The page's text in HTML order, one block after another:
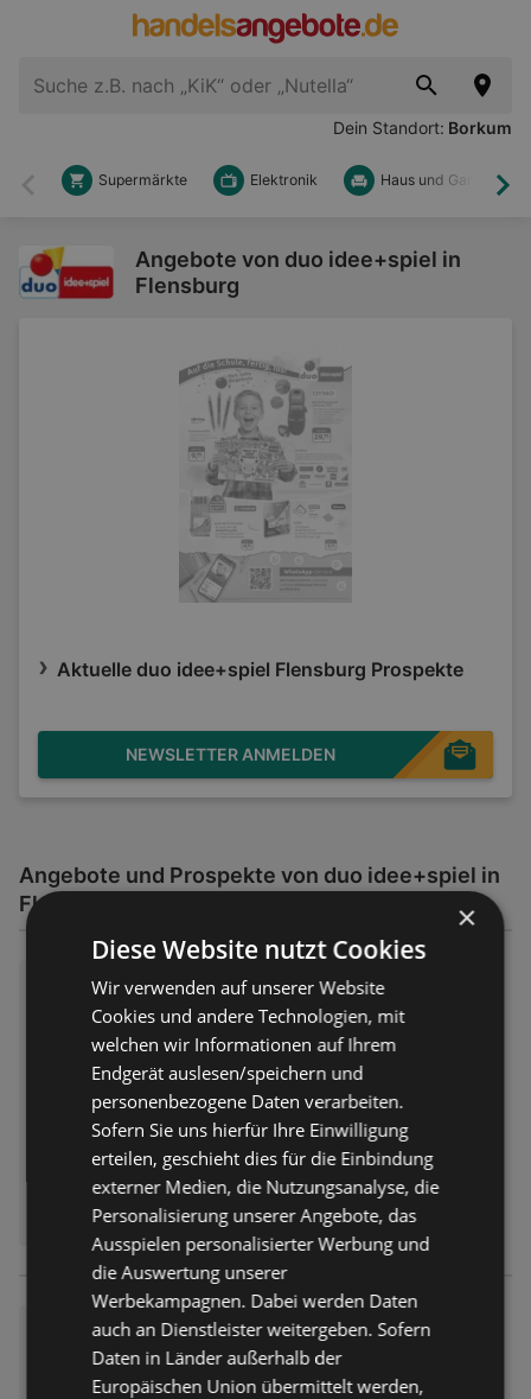
Dein Standort: Borkum
Zurück
Supermärkte Elektronik Haus und Garten
Angebote von duo idee+spiel in
Flensburg
Aktuelle duo idee+spiel Flensburg Prospekte
NEWSLETTER ANMELDEN
Angebote und Prospekte von duo idee+spiel in
Flensburg
Schulflyer 2026
Prospekt nicht mehr gültig
Abgelaufen am: 30.07.2026
Entfernt: 0,76 km
Schulflyer 2026
Prospekt nicht mehr gültig
Abgelaufen am: 30.07.2026
×
Diese Website nutzt Cookies
Wir verwenden auf unserer Website
Cookies und andere Technologien, mit
welchen wir Informationen auf Ihrem
Endgerät auslesen/speichern und
personenbezogene Daten verarbeiten.
Sofern Sie uns hierfür Ihre Einwilligung
erteilen, geschieht dies für die Einbindung
externer Medien, die Nutzungsanalyse, die
Personalisierung unserer Angebote, das
Ausspielen personalisierter Werbung und
die Auswertung unserer
Werbekampagnen. Dabei werden Daten
auch an Dienstleister weitergeben. Sofern
Daten in Länder außerhalb der
Europäischen Union übermittelt werden,